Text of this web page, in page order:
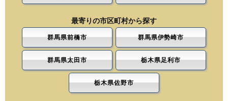
最寄りの市区町村から探す
群馬県前橋市 群馬県伊勢崎市
群馬県太田市 栃木県足利市
栃木県佐野市